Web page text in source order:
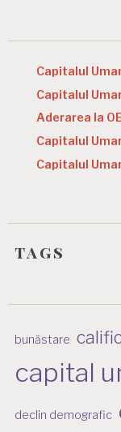
Capitalul
Capitalul
Aderarea la
Capitalul
Capitalul
tags
bunăstare
capital
declin demografic